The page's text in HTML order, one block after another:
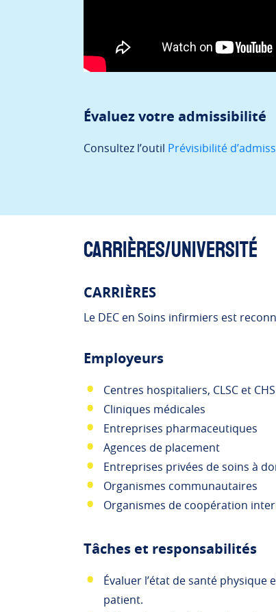
Évaluez votre admissibilité
Consultez l’outil Prévisibilité
Carrières/Université
CARRIÈRES
Le DEC en Soins infirmiers est
Employeurs
Centres hospitaliers, CLSC et
Cliniques médicales
Entreprises pharmaceutiques
Agences de placement
Entreprises privées de soins à
Organismes communautaires
Organismes de coopération
Tâches et responsabilités
Évaluer l’état de santé
patient.